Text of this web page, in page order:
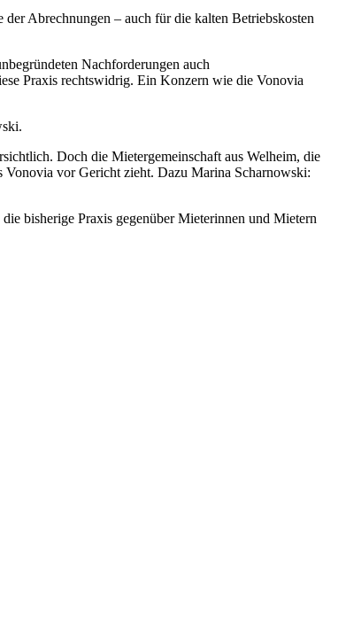
Abrechnungen – auch für die kalten Betriebskosten
Nachforderungen auch
Praxis rechtswidrig. Ein Konzern wie die Vonovia
Doch die Mietergemeinschaft aus Welheim, die
vor Gericht zieht. Dazu Marina Scharnowski:
bisherige Praxis gegenüber Mieterinnen und Mietern